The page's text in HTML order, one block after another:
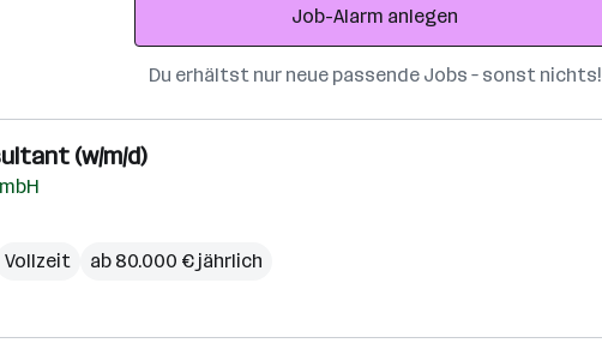
Job-Alarm anlegen
Du erhältst nur neue passende Jobs – sonst nichts!
(w/m/d)
Vollzeit ab 80.000 € jährlich